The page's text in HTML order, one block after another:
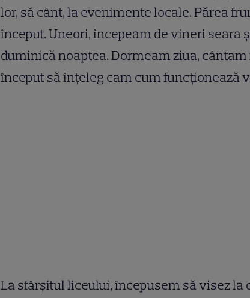
lor, să cânt, la evenimente locale. Părea
început. Uneori, începeam de vineri seara
duminică noaptea. Dormeam ziua, cântam
început să înțeleg cam cum funcționează
La sfârșitul liceului, începusem să visez la